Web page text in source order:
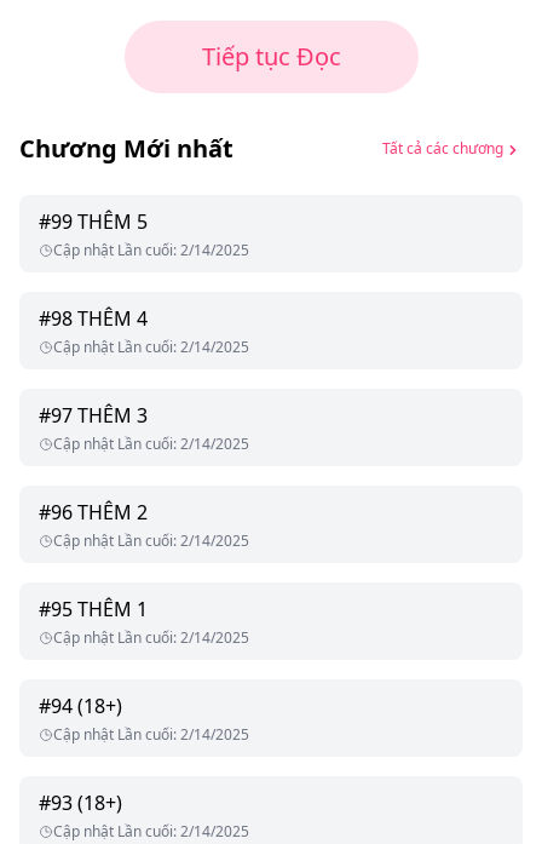
Tiếp tục Đọc
Chương Mới nhất Tất cả các chương
#99THÊM 5
Cập nhật Lần cuối:2/14/2025
#98THÊM 4
Cập nhật Lần cuối:2/14/2025
#97THÊM 3
Cập nhật Lần cuối:2/14/2025
#96THÊM 2
Cập nhật Lần cuối:2/14/2025
#95THÊM 1
Cập nhật Lần cuối:2/14/2025
#94(18+)
Cập nhật Lần cuối:2/14/2025
#93(18+)
Cập nhật Lần cuối:2/14/2025